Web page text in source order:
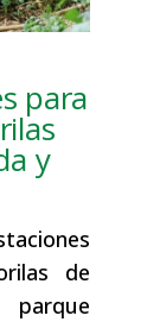
para
y
de